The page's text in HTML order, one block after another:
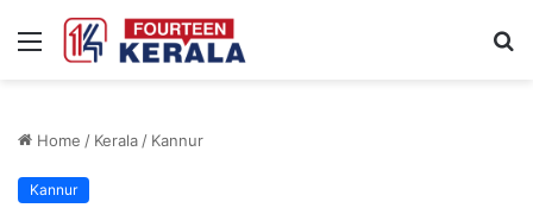
Menu
Home / Kerala/ Kannur
Kannur